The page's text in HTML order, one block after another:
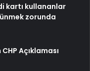
kartı kullananlar
zorunda
Açıklaması